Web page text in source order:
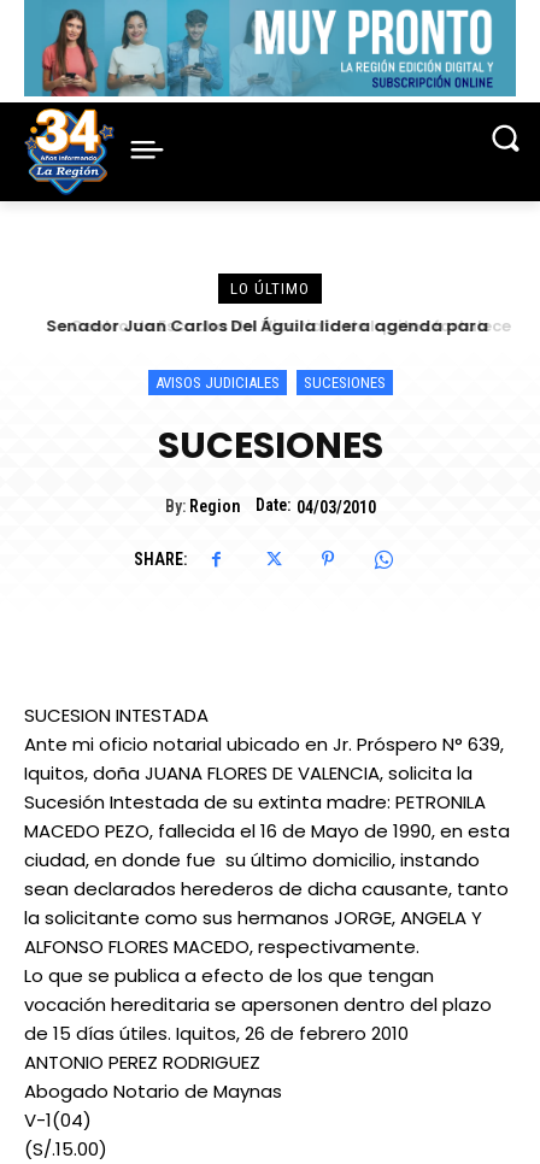
LO ÚLTIMO
Senador Juan Carlos Del Águila lidera agenda para
Centro de Escucha del Vicariato de Iquitos fortalece
AVISOS JUDICIALES SUCESIONES
SUCESIONES
By: Region Date: 04/03/2010
SHARE:
SUCESION INTESTADA
Ante mi oficio notarial ubicado en Jr. Próspero N° 639,
Iquitos, doña JUANA FLORES DE VALENCIA, solicita la
Sucesión Intestada de su extinta madre: PETRONILA
MACEDO PEZO, fallecida el 16 de Mayo de 1990, en esta
ciudad, en donde fue su último domicilio, instando
sean declarados herederos de dicha causante, tanto
la solicitante como sus hermanos JORGE, ANGELA Y
ALFONSO FLORES MACEDO, respectivamente.
Lo que se publica a efecto de los que tengan
vocación hereditaria se apersonen dentro del plazo
de 15 días útiles. Iquitos, 26 de febrero 2010
ANTONIO PEREZ RODRIGUEZ
Abogado Notario de Maynas
V-1(04)
(S/.15.00)